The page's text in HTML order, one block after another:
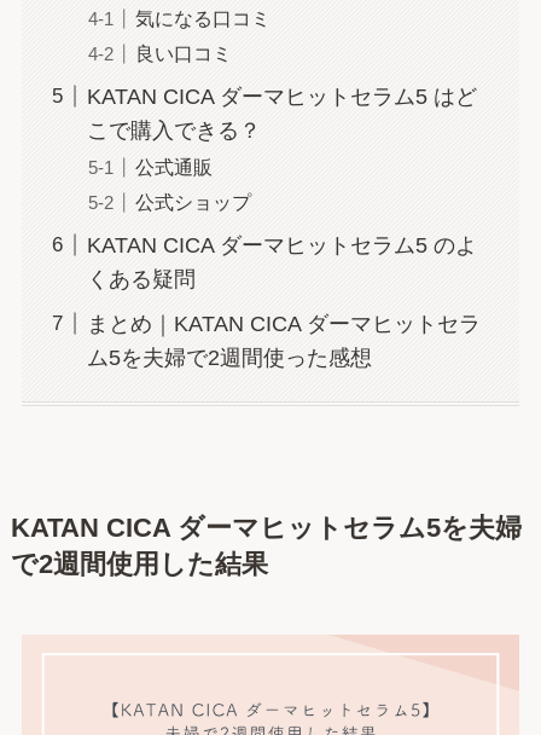
気になる口コミ
良い口コミ
KATAN CICA ダーマヒットセラム5 はど
こで購入できる？
公式通販
公式ショップ
KATAN CICA ダーマヒットセラム5 のよ
くある疑問
まとめ｜KATAN CICA ダーマヒットセラ
ム5を夫婦で2週間使った感想
KATAN CICA ダーマヒットセラム5を夫婦
で2週間使用した結果